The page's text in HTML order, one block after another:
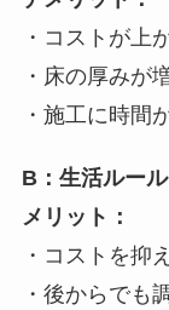
・コストが上
・床の厚みが
・施工に時間
B：生活ルー
メリット：
・コストを抑
・後からでも